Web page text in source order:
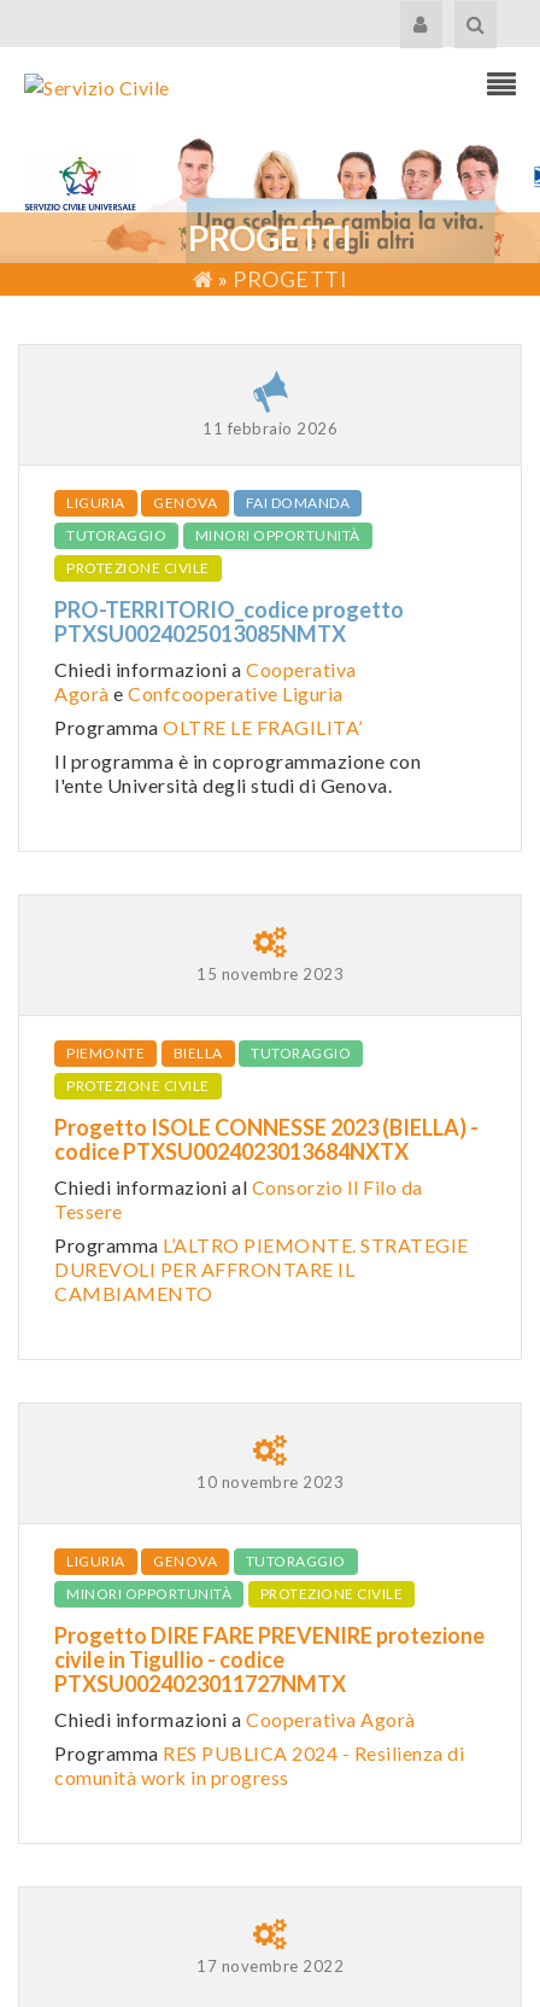
PROGETTI
» PROGETTI
11 febbraio 2026
LIGURIA GENOVA
FAI DOMANDA
TUTORAGGIO
MINORI OPPORTUNITÀ
PROTEZIONE CIVILE
PRO-TERRITORIO_codice progetto
PTXSU0024025013085NMTX
Chiedi informazioni a Cooperativa
Agorà e Confcooperative Liguria
Programma OLTRE LE FRAGILITA’
Il programma è in coprogrammazione con
l'ente Università degli studi di Genova.
15 novembre 2023
PIEMONTE BIELLA
TUTORAGGIO
PROTEZIONE CIVILE
Progetto ISOLE CONNESSE 2023 (BIELLA) -
codice PTXSU0024023013684NXTX
Chiedi informazioni al Consorzio Il Filo da
Tessere
Programma L’ALTRO PIEMONTE. STRATEGIE
DUREVOLI PER AFFRONTARE IL
CAMBIAMENTO
10 novembre 2023
LIGURIA GENOVA
TUTORAGGIO
MINORI OPPORTUNITÀ
PROTEZIONE CIVILE
Progetto DIRE FARE PREVENIRE protezione
civile in Tigullio - codice
PTXSU0024023011727NMTX
Chiedi informazioni a Cooperativa Agorà
Programma RES PUBLICA 2024 - Resilienza di
comunità work in progress
17 novembre 2022